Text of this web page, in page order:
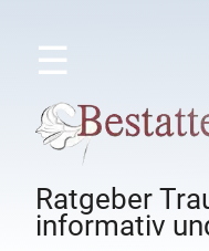
☰
Ratgeber
informativ